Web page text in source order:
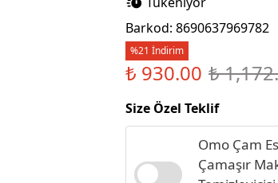
Barkod:8690637969782
%21 İndirim
₺ 930.00 ₺
Size Özel Teklif
Omo Çam
Çamaşır